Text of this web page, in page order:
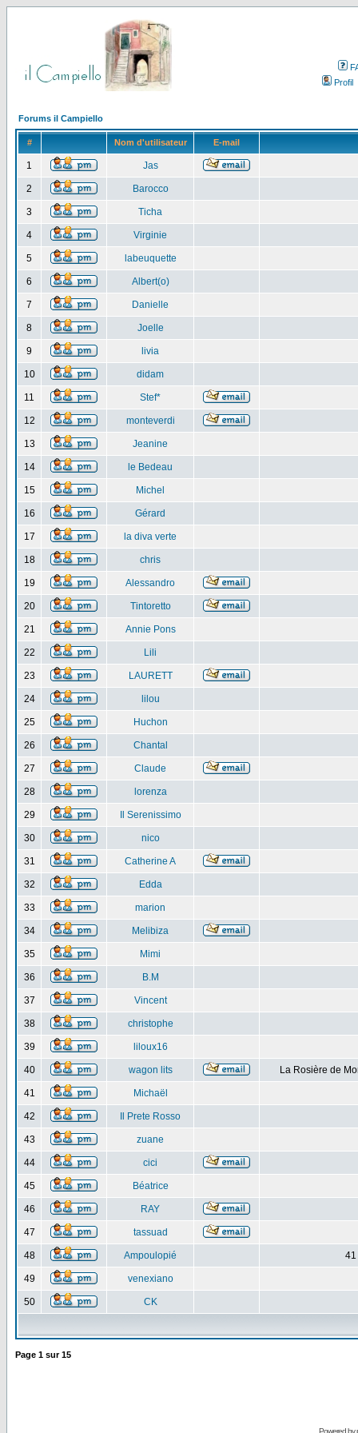
Profil
Forums il Campiello
# Nom d'utilisateur E-mail
1 Jas
2 Barocco
3 Ticha
4 Virginie
5 labeuquette
6 Albert(o)
7 Danielle
8 Joelle
9 livia
10 didam
11 Stef*
12 monteverdi
13 Jeanine
14 le Bedeau
15 Michel
16 Gérard
17 la diva verte
18 chris
19 Alessandro
20 Tintoretto
21 Annie Pons
22 Lili
23 LAURETT
24 lilou
25 Huchon
26 Chantal
27 Claude
28 lorenza
29 Il Serenissimo
30 nico
31 Catherine A
32 Edda
33 marion
34 Melibiza
35 Mimi
36 B.M
37 Vincent
38 christophe
39 liloux16
40 wagon lits La Rosière de
41 Michaël
42 Il Prete Rosso
43 zuane
44 cici
45 Béatrice
46 RAY
47 tassuad
48 Ampoulopié 41
49 venexiano
50 CK
Page 1 sur15
Powered by